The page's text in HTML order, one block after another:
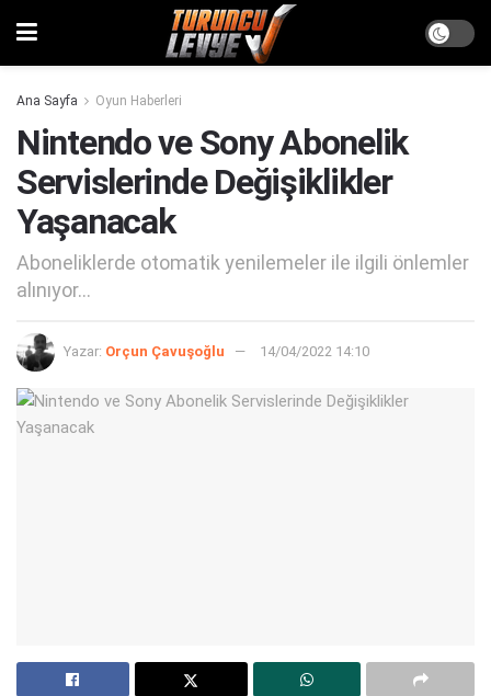
Ana Sayfa Oyun Haberleri
Nintendo ve Sony Abonelik
Servislerinde Değişiklikler
Yaşanacak
Aboneliklerde otomatik yenilemeler ile ilgili önlemler
alınıyor...
Yazar: Orçun Çavuşoğlu 14/04/2022 14:10